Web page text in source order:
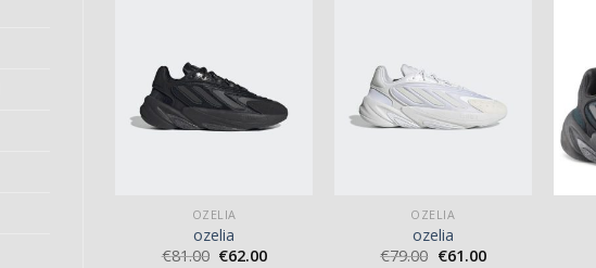
OZELIA
ozelia
€81.00 €62.00
OZELIA
ozelia
€79.00 €61.00